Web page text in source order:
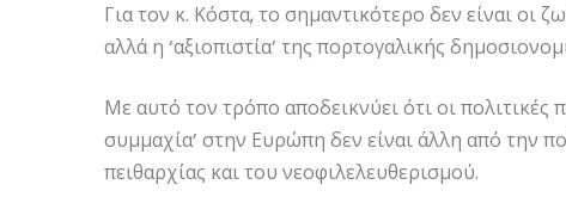
Για τον κ. Κόστα, το σημαντικότερο δεν είναι οι
αλλά η ‘αξιοπιστία’ της πορτογαλικής
Με αυτό τον τρόπο αποδεικνύει ότι οι πολιτικές
συμμαχία’ στην Ευρώπη δεν είναι άλλη από την
πειθαρχίας και του νεοφιλελευθερισμού.